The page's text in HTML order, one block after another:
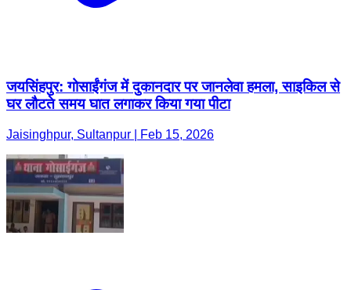
जयसिंहपुर: गोसाईंगंज में दुकानदार पर जानलेवा हमला, साइकिल से
घर लौटते समय घात लगाकर किया गया पीटा
Jaisinghpur, Sultanpur | Feb 15, 2026